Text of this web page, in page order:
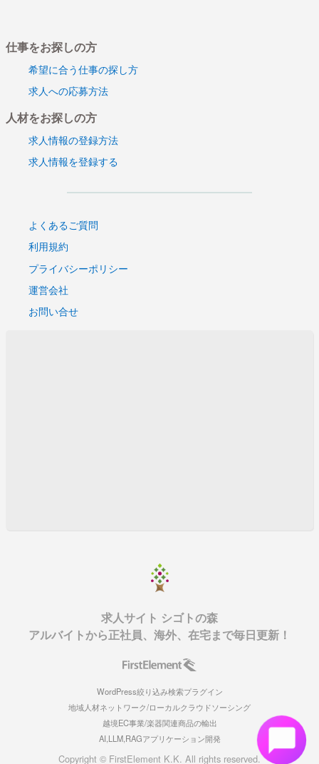
仕事をお探しの方
希望に合う仕事の探し方
求人への応募方法
人材をお探しの方
求人情報の登録方法
求人情報を登録する
よくあるご質問
利用規約
プライバシーポリシー
運営会社
お問い合せ
求人サイト シゴトの森
アルバイトから正社員、海外、在宅まで毎日更新！
WordPress絞り込み検索プラグイン
地域人材ネットワーク/ローカルクラウドソーシング
越境EC事業/楽器関連商品の輸出
AI,LLM,RAGアプリケーション開発
Copyright © FirstElement K.K. All rights reserved.